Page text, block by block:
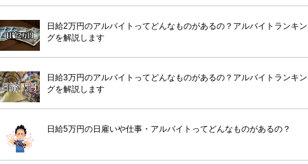
日給2万円のアルバイトってどんなものがあるの？アルバイトランキン
グを解説します
日給3万円のアルバイトってどんなものがあるの？アルバイトランキン
グを解説します
日給5万円の日雇いや仕事・アルバイトってどんなものがあるの？